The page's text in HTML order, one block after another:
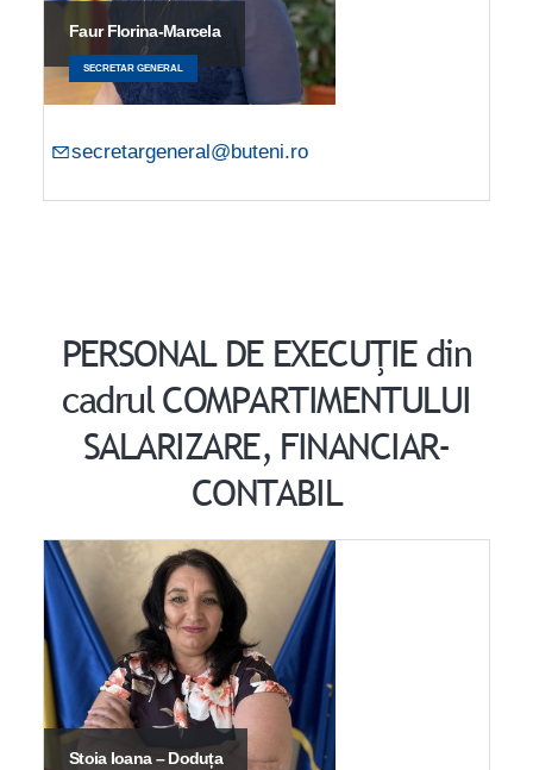
Faur Florina-Marcela
SECRETAR GENERAL
secretargeneral@buteni.ro
PERSONAL DE EXECUŢIE din
cadrul COMPARTIMENTULUI
SALARIZARE, FINANCIAR-
CONTABIL​
Stoia Ioana – Doduța